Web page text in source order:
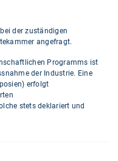
der zuständigen
angefragt.
Programms ist
der Industrie. Eine
erfolgt
stets deklariert und